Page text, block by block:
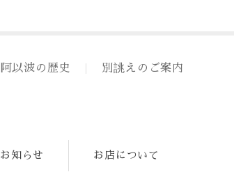
阿以波の歴史 別誂えのご案内
お知らせ お店について